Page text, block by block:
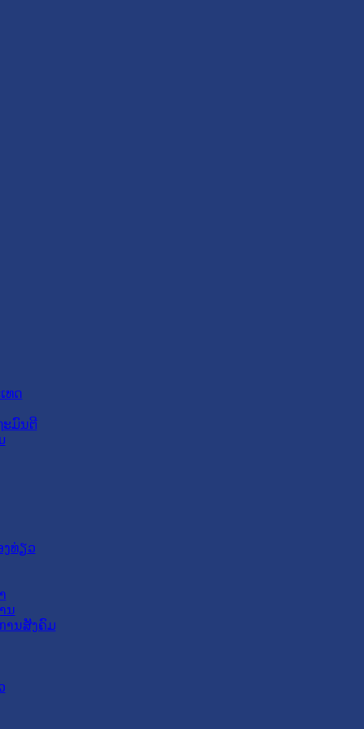
ທດ
ະມົນຕີ
ງທ່ຽວ
ນ
ານສັງຄົມ